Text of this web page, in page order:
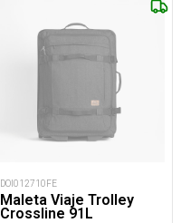
DOI012710FE
Maleta Viaje Trolley
Crossline 91L